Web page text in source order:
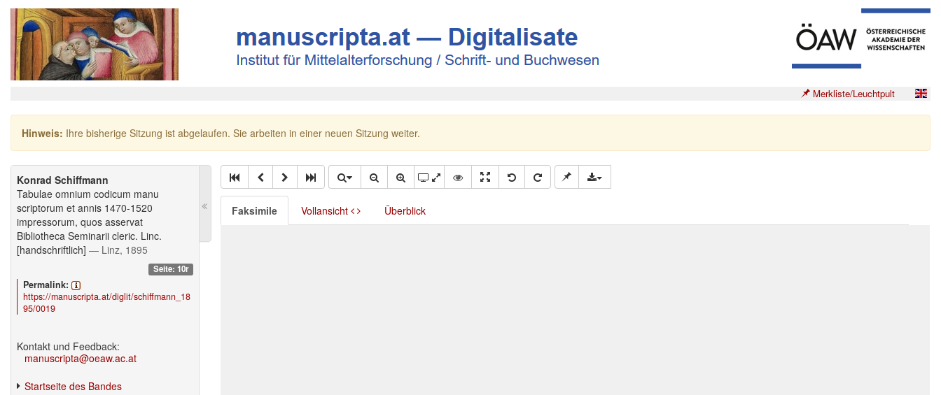
Merkliste/Leuchtpult
Hinweis: Ihre bisherige Sitzung ist abgelaufen. Sie arbeiten in einer neuen Sitzung weiter.
Konrad Schiffmann
Tabulae omnium codicum manu
scriptorum et annis 1470-1520
impressorum, quos asservat
Bibliotheca Seminarii cleric. Linc.
[handschriftlich] — Linz, 1895
Seite: 10r
Permalink:
https://manuscripta.at/diglit/schiffmann_18
95/0019
Kontakt und Feedback:
manuscripta@oeaw.ac.at
Startseite des Bandes
Faksimile Vollansicht Überblick